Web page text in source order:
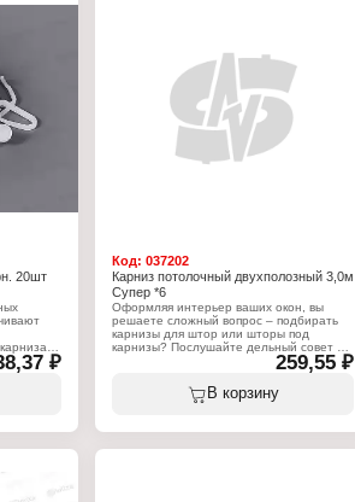
Характеристики:
Серия: "Стандарт"
Тип товара: Карниз
Назначение: для штор
Вариация: двухполозный
Способ крепления: потолочный
Комплектация: 46 крючков, 4 стопора
Длина: 2,5 м
20шт
₽
Код: 037202
Карниз потолочный двухполозный 3,0м
Супер *6
Оформляя интерьер ваших окон, вы
решаете сложный вопрос – подбирать
карнизы для штор или шторы под
карнизы? Послушайте дельный совет –
карнизы для штор необходимо
приобретать после того, как вы
определились с типом штор и их
собственным весом. Но только после
известна длина карниза и высота его
259,55 ₽
В корзину